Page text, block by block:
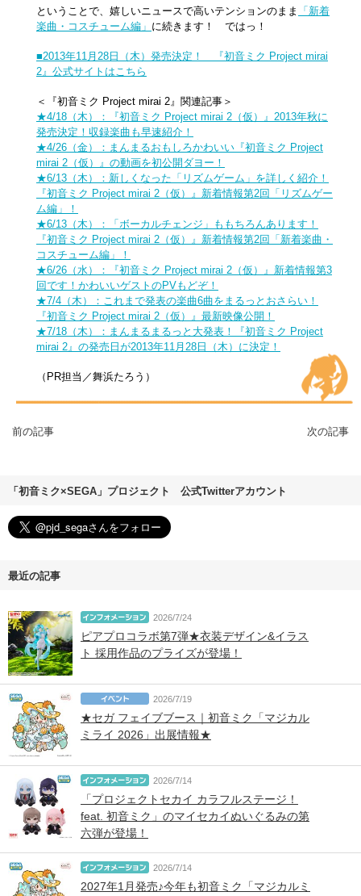
ということで、嬉しいニュースで高いテンションのまま
「新着
楽曲・コスチューム編」 に続きます！ ではっ！
■2013年11月28日（木）発売決定！ 『初音ミク Project mirai
2』公式サイトはこちら
＜『初音ミク Project mirai 2』関連記事＞
★4/18（木）：『初音ミク Project mirai 2（仮）』2013年秋に
発売決定！収録楽曲も早速紹介！
★4/26（金）：まんまるおもしろかわいい『初音ミク Project
mirai 2（仮）』の動画を初公開ダヨー！
★6/13（木）：新しくなった「リズムゲーム」を詳しく紹介！
『初音ミク Project mirai 2（仮）』新着情報第2回「リズムゲー
ム編」！
★6/13（木）：「ボーカルチェンジ」ももちろんあります！
『初音ミク Project mirai 2（仮）』新着情報第2回「新着楽曲・
コスチューム編」！
★6/26（水）：『初音ミク Project mirai 2（仮）』新着情報第3
回です！かわいいゲストのPVもどぞ！
★7/4（木）：これまで発表の楽曲6曲をまるっとおさらい！
『初音ミク Project mirai 2（仮）』最新映像公開！
★7/18（木）：まんまるまるっと大発表！『初音ミク Project
mirai 2』の発売日が2013年11月28日（木）に決定！
（PR担当／舞浜たろう）
前の記事 次の記事
「初音ミク×SEGA」プロジェクト 公式Twitterアカウント
最近の記事
2026/7/24
ピアプロコラボ第7弾★衣装デザイン&イラス
ト 採用作品のプライズが登場！
2026/7/19
★セガ フェイブブース｜初音ミク「マジカル
ミライ 2026」出展情報★
2026/7/14
「プロジェクトセカイ カラフルステージ！
feat. 初音ミク」のマイセカイぬいぐるみの第
六弾が登場！
2026/7/14
2027年1月発売♪今年も初音ミク「マジカルミ